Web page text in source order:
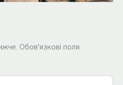
Обов'язкові поля